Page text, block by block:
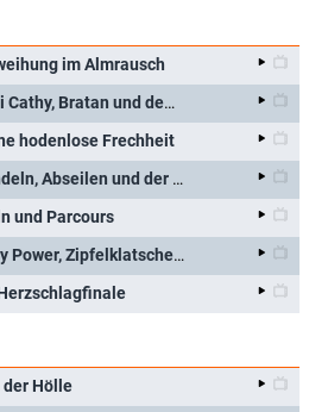
im Almrausch
Es knistert - bei Cathy, Bratan und dem Spiel
hodenlose Frechheit
Von Schlafwandeln, Abseilen und der HAK-Matura
und Parcours
Zwischen Pussy Power, Zipfelklatschern und Drecksarbeit
Hölle